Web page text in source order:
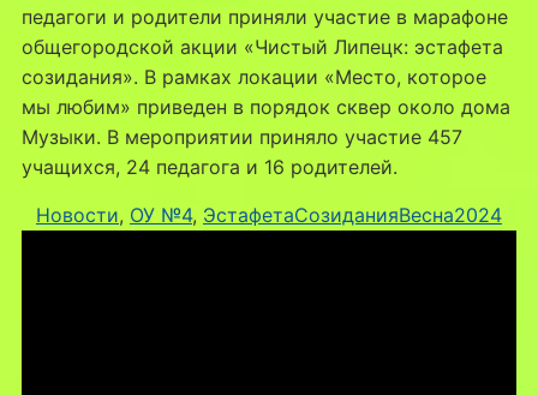
педагоги и родители приняли участие в марафоне
общегородской акции «Чистый Липецк: эстафета
созидания». В рамках локации «Место, которое
мы любим» приведен в порядок сквер около дома
Музыки. В мероприятии приняло участие 457
учащихся, 24 педагога и 16 родителей.
Новости, ОУ №4, ЭстафетаСозиданияВесна2024